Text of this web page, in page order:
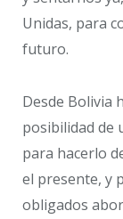
Unidas, para
futuro.
Desde Bolivia
posibilidad de
para hacerlo
el presente, y
obligados